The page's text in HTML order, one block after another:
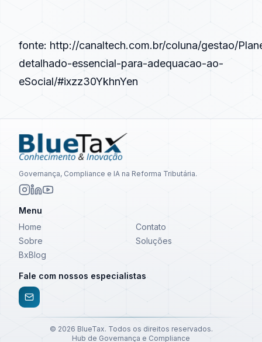
fonte: http://canaltech.com.br/coluna/gestao/
detalhado-essencial-para-adequacao-ao-
eSocial/#ixzz30YkhnYen
Governança, Compliance e IA na Reforma Tributária.
Menu
Home
Contato
Sobre
Soluções
BxBlog
Fale com nossos especialistas
© 2026 BlueTax. Todos os direitos reservados.
Hub de Governança e Compliance